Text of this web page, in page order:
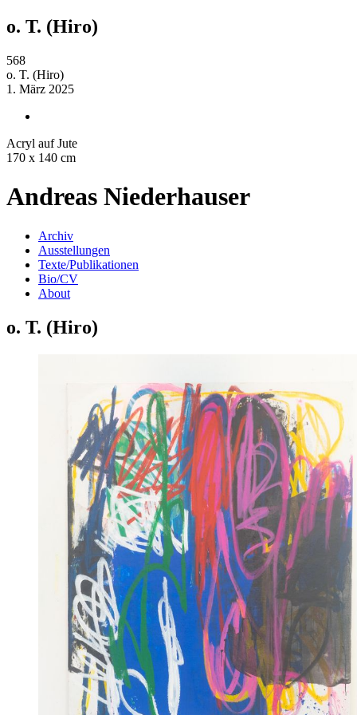
o. T. (Hiro)
568
o. T. (Hiro)
1. März 2025
Acryl auf Jute
170 x 140 cm
Andreas Niederhauser
Archiv
Ausstellungen
Texte/Publikationen
Bio/CV
About
o. T. (Hiro)